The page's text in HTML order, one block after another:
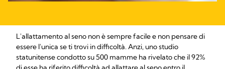
L'allattamento al seno non è sempre facile e non pensare di
essere l'unica se ti trovi in difficoltà. Anzi, uno studio
statunitense condotto su 500 mamme ha rivelato che il 92%